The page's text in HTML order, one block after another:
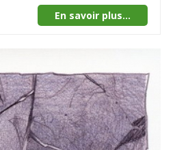
En savoir plus...